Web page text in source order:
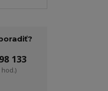
133
hod.)